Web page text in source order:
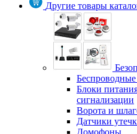
Другие товары
Блоки
сигнализации
Ворота и
Датчики
Домофоны